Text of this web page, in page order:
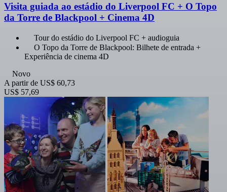
Visita guiada ao estádio do Liverpool FC + O Topo
da Torre de Blackpool + Cinema 4D
Tour do estádio do Liverpool FC + audioguia
O Topo da Torre de Blackpool: Bilhete de entrada +
Experiência de cinema 4D
Novo
A partir de US$ 60,73
US$ 57,69